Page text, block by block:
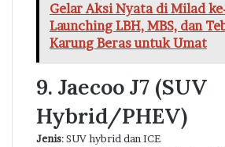
Gelar Aksi Nyata di Milad
Launching LBH, MBS, dan
Karung Beras untuk Umat
9. Jaecoo J7 (SUV
Hybrid/PHEV)
Jenis: SUV hybrid dan ICE